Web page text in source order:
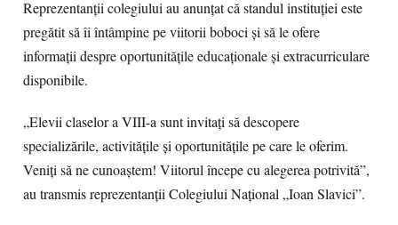
Reprezentanții colegiului au anunțat că standul instituției este
pregătit să îi întâmpine pe viitorii boboci și să le ofere
informații despre oportunitățile educaționale și extracurriculare
disponibile.
„Elevii claselor a VIII-a sunt invitați să descopere
specializările, activitățile și oportunitățile pe care le oferim.
Veniți să ne cunoaștem! Viitorul începe cu alegerea potrivită”,
au transmis reprezentanții Colegiului Național „Ioan Slavici”.